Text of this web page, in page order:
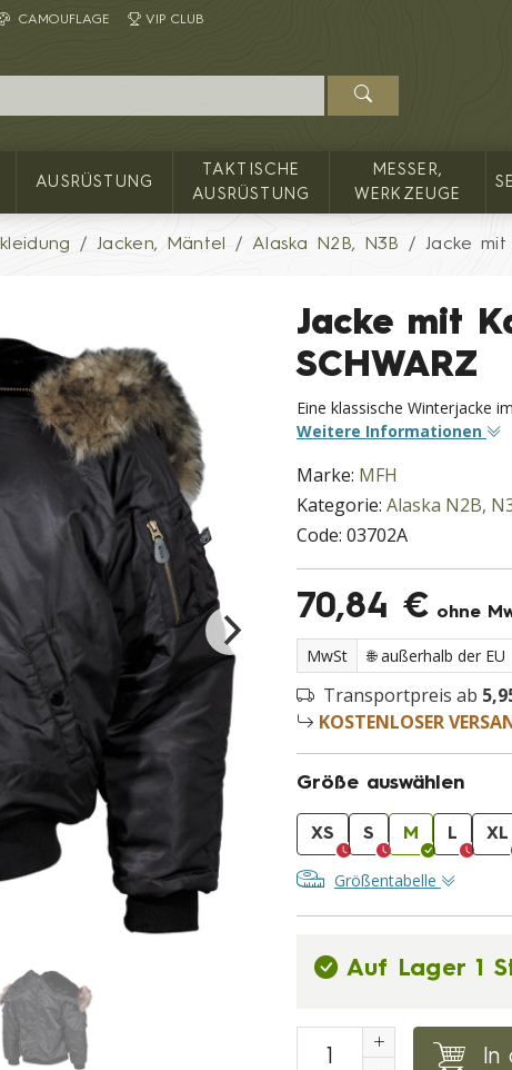
CAMOUFLAGE VIP CLUB
AUSRÜSTUNG
TAKTISCHE
AUSRÜSTUNG
MESSER,
WERKZEUGE
Jacken, Mäntel Alaska N2B, N3B Jacke mit
Jacke mit
SCHWARZ
Eine klassische Winterjacke
Weitere Informationen
Marke: MFH
Kategorie: Alaska N2B,
Code: 03702A
70,84 € ohne
MwSt
Transportpreis ab
KOSTENLOSER
Größe auswählen
XS S M L XL
Größentabelle
Auf Lager 1
In